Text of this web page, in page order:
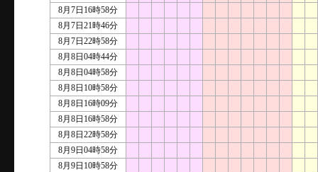
8月7日16時58分
8月7日21時46分
8月7日22時58分
8月8日04時44分
8月8日04時58分
8月8日10時58分
8月8日16時09分
8月8日16時58分
8月8日22時58分
8月9日04時58分
8月9日10時58分